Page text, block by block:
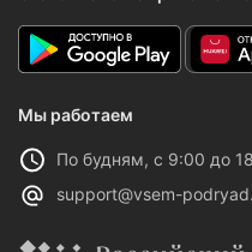
Мы работаем
По будням, с 9:00 до
support@vsem-